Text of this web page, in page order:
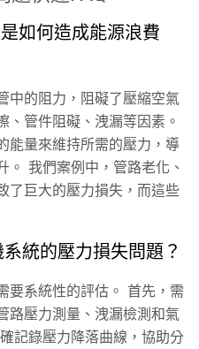
如何造成能源浪費
中的阻力，阻礙了壓縮空氣
、管件阻礙、洩漏等因素。
能量來維持所需的壓力，導
。 我們案例中，管路老化、
了巨大的壓力損失，而這些
統的壓力損失問題？
要系統性的評估。 首先，需
路壓力測量、洩漏檢測和氣
記錄壓力降落曲線，協助分